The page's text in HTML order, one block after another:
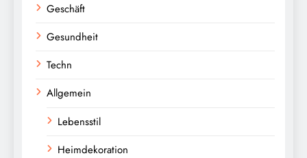
Geschäft
Gesundheit
Techn
Allgemein
Lebensstil
Heimdekoration